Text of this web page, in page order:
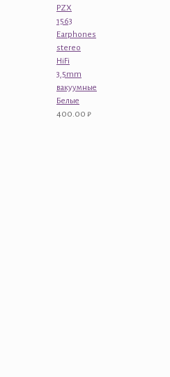
PZX
1563
Earphones
stereo
HiFi
3.5mm
вакуумные
Белые
400.00 ₽